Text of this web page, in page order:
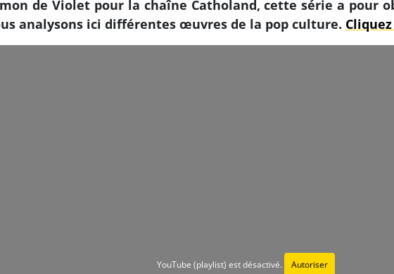
de Violet pour la chaîne Catholand, cette série a pour
analysons ici différentes œuvres de la pop culture.
YouTube (playlist) est désactivé. Autoriser